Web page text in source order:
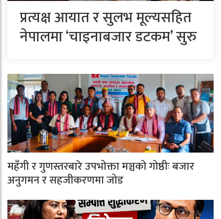
प्रत्यक्ष आयात र सुलभ मूल्यसहित
नेपालमा ‘चाइनाबजार डटकम’ सुरु
महँगी र गुणस्तरबारे उपभोक्ता मञ्चको गोष्ठीः बजार
अनुगमन र सहजीकरणमा जोड